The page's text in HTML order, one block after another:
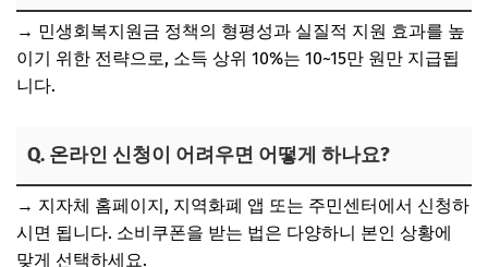
→ 민생회복지원금 정책의 형평성과 실질적 지원 효과를 높
이기 위한 전략으로, 소득 상위 10%는 10~15만 원만 지급됩
니다.
Q. 온라인 신청이 어려우면 어떻게 하나요?
→ 지자체 홈페이지, 지역화폐 앱 또는 주민센터에서 신청하
시면 됩니다. 소비쿠폰을 받는 법은 다양하니 본인 상황에
맞게 선택하세요.